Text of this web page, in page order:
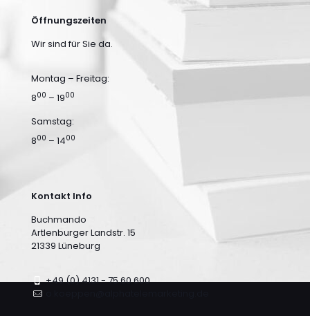
Öffnungszeiten
Wir sind für Sie da.
Montag – Freitag:
800 – 1900
Samstag:
800 – 1400
Kontakt Info
Buchmando
Artlenburger Landstr. 15
21339 Lüneburg
+49 (0) 4131 - 75 60 600